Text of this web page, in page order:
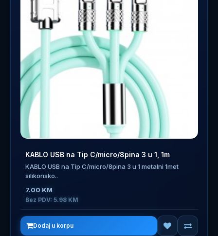
KABLO USB na Tip C/micro/8pina 3 u 1, 1m
KABLO USB na Tip C/micro/8pina 3 u 1 metalni 1met
silikonsko..
7.00 KM
Bez PDV: 5.98 KM
Dodaj u korpu